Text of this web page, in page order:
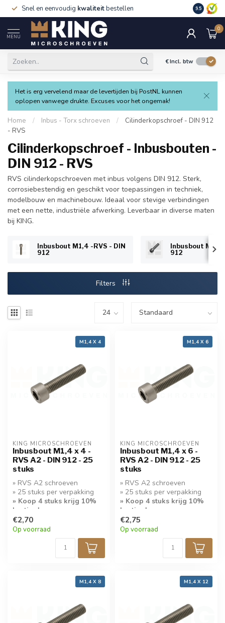
Snel en eenvoudig kwaliteitbestellen 9.5
MENU
0
€Incl. btw
Het is erg vervelend maar de levertijden bij PostNL kunnen
oplopen vanwege drukte. Excuses voor het ongemak!
Home / Inbus - Torx schroeven /
Cilinderkopschroef - DIN 912
- RVS
Cilinderkopschroef - Inbusbouten -
DIN 912 - RVS
RVS cilinderkopschroeven met inbus volgens DIN 912. Sterk,
corrosiebestendig en geschikt voor toepassingen in techniek,
modelbouw en machinebouw. Ideaal voor stevige verbindingen
met een nette, industriële afwerking. Leverbaar in diverse maten
bij KING.
Inbusbout M1,4 -RVS - DIN
912
Inbusbout M1,6
912
Filters
M1,4 X 4
KING MICROSCHROEVEN
Inbusbout M1,4 x 4 -
RVS A2 - DIN 912 - 25
stuks
» RVS A2 schroeven
» 25 stuks per verpakking
» Koop 4 stuks krijg 10%
korting!
€2,70
Op voorraad
M1,4 X 6
KING MICROSCHROEVEN
Inbusbout M1,4 x 6 -
RVS A2 - DIN 912 - 25
stuks
» RVS A2 schroeven
» 25 stuks per verpakking
» Koop 4 stuks krijg 10%
korting!
€2,75
Op voorraad
M1,4 X 8 M1,4 X 12